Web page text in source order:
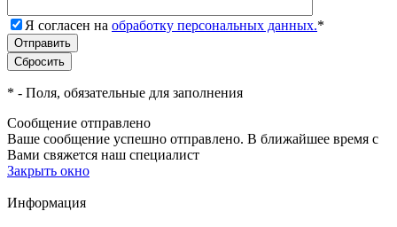
Я согласен на обработку персональных данных.*
* - Поля, обязательные для заполнения
Сообщение отправлено
Ваше сообщение успешно отправлено. В ближайшее время с
Вами свяжется наш специалист
Закрыть окно
Информация